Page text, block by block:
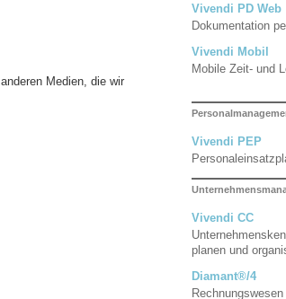
Medien, die wir
Vivendi PD Web
Dokumentation
Vivendi Mobil
Mobile Zeit- und
Vivendi PEP
Vivendi CC
planen und
Diamant®/4
Rechnungswesen